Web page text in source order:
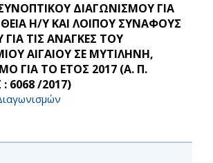
ΔΙΑΓΩΝΙΣΜΟΥ ΓΙΑ
Η/Υ ΚΑΙ ΛΟΙΠΟΥ ΣΥΝΑΦΟΥΣ
ΤΙΣ ΑΝΑΓΚΕΣ ΤΟΥ
ΑΙΓΑΙΟΥ ΣΕ ΜΥΤΙΛΗΝΗ,
ΓΙΑ ΤΟ ΕΤΟΣ 2017 (Α. Π.
6068 /2017)